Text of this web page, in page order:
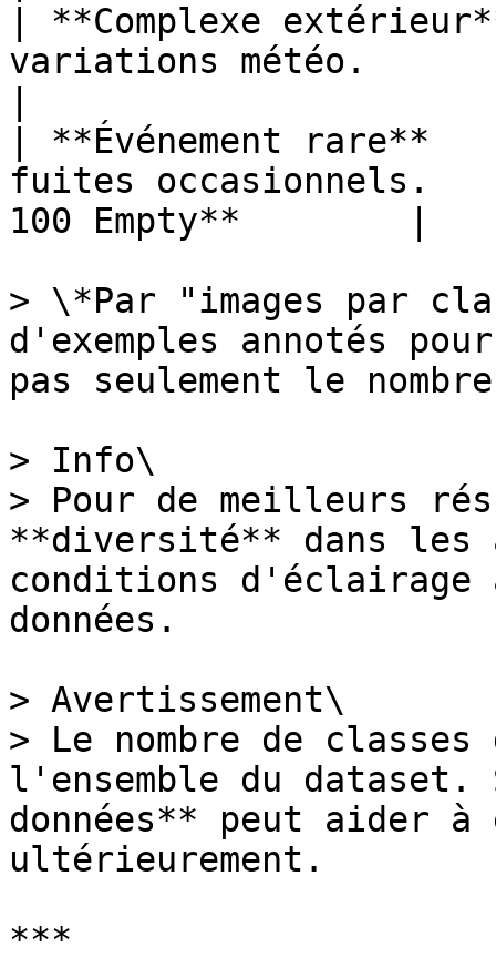
| **Complexe
variations météo.
| **Événement rare**
fuites
100 Empty**        |
> \*Par "images par
d'exemples annotés
pas seulement le
> Info\
> Pour de meilleurs
**diversité** dans les
conditions d'éclairage
données.
> Avertissement\
> Le nombre de
l'ensemble du dataset.
données** peut aider
ultérieurement.
***